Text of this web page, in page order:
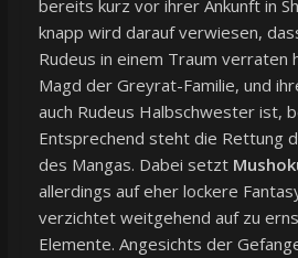
bereits kurz vor ihrer Ankunft in
knapp wird darauf verwiesen,
Rudeus in einem Traum verraten
Magd der Greyrat-Familie, und
auch Rudeus Halbschwester ist,
Entsprechend steht die Rettung
des Mangas. Dabei setzt
allerdings auf eher lockere
verzichtet weitgehend auf zu
Elemente. Angesichts der